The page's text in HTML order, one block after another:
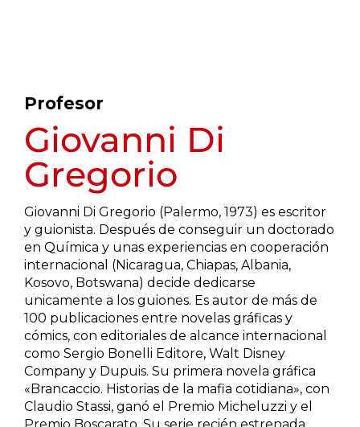
Profesor
Giovanni Di
Gregorio
Giovanni Di Gregorio (Palermo, 1973) es escritor
y guionista. Después de conseguir un doctorado
en Química y unas experiencias en cooperación
internacional (Nicaragua, Chiapas, Albania,
Kosovo, Botswana) decide dedicarse
unicamente a los guiones. Es autor de más de
100 publicaciones entre novelas gráficas y
cómics, con editoriales de alcance internacional
como Sergio Bonelli Editore, Walt Disney
Company y Dupuis. Su primera novela gráfica
«Brancaccio. Historias de la mafia cotidiana», con
Claudio Stassi, ganó el Premio Micheluzzi y el